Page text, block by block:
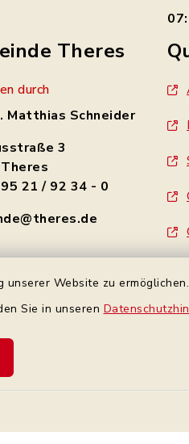
Website zu
Sie in unseren
Theres
durch
Matthias Schneider
3
21 / 92 34 - 0
Datenschutz